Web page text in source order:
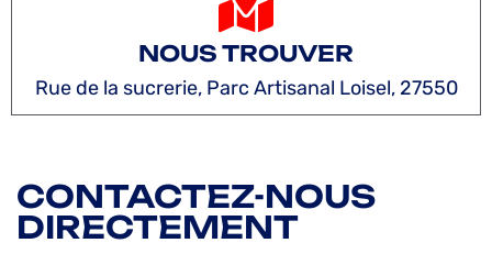
NOUS TROUVER
Rue de la sucrerie, Parc Artisanal Loisel, 27550
CONTACTEZ-NOUS
DIRECTEMENT